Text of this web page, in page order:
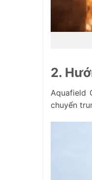
2.
Aquafield
chuyển